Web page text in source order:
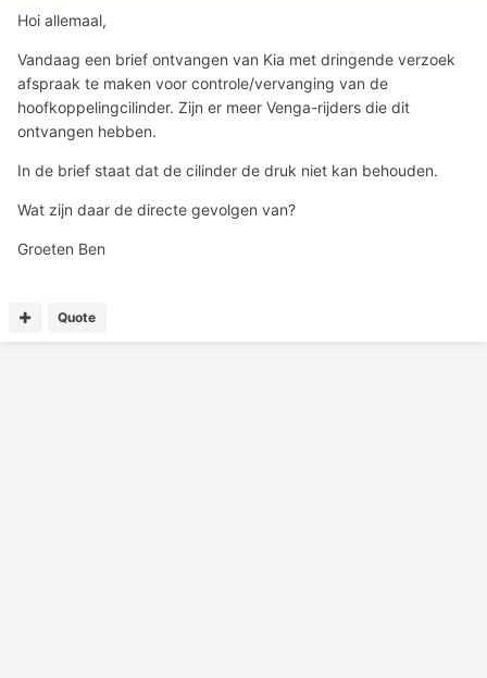
Hoi allemaal,
Vandaag een brief ontvangen van Kia met dringende verzoek
afspraak te maken voor controle/vervanging van de
hoofkoppelingcilinder. Zijn er meer Venga-rijders die dit
ontvangen hebben.
In de brief staat dat de cilinder de druk niet kan behouden.
Wat zijn daar de directe gevolgen van?
Groeten Ben
Quote